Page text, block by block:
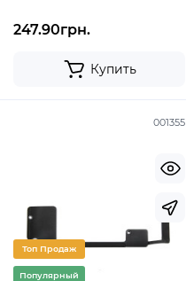
247.90грн.
Купить
001355
Топ Продаж
Популярный